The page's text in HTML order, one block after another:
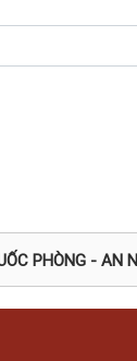
PHÒNG - AN